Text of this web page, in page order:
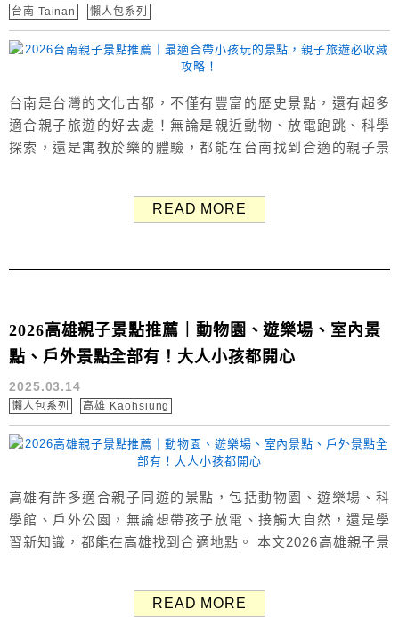
台南 Tainan 懶人包系列
台南是台灣的文化古都，不僅有豐富的歷史景點，還有超多
適合親子旅遊的好去處！無論是親近動物、放電跑跳、科學
探索，還是寓教於樂的體驗，都能在台南找到合適的親子景
分類，完整整理台南各景點重點特色、旅遊資訊，推薦共24
READ MORE
2026高雄親子景點推薦｜動物園、遊樂場、室內景
點、戶外景點全部有！大人小孩都開心
2025.03.14
懶人包系列 高雄 Kaohsiung
高雄有許多適合親子同遊的景點，包括動物園、遊樂場、科
學館、戶外公園，無論想帶孩子放電、接觸大自然，還是學
習新知識，都能在高雄找到合適地點。 本文2026高雄親子景
一場親子旅遊吧！ 以下根據「戶外景點」與「室內景點」分
READ MORE